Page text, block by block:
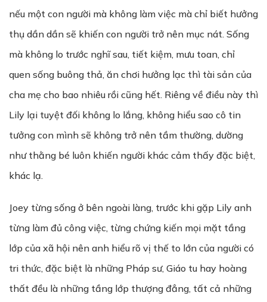
nếu một con người mà không làm việc mà chỉ biết hưởng
thụ dần dần sẽ khiến con người trở nên mục nát. Sống
mà không lo trước nghĩ sau, tiết kiệm, mưu toan, chỉ
quen sống buông thả, ăn chơi hưởng lạc thì tài sản của
cha mẹ cho bao nhiêu rồi cũng hết. Riêng về điều này thì
Lily lại tuyệt đối không lo lắng, không hiểu sao cô tin
tưởng con mình sẽ không trở nên tầm thường, dường
như thằng bé luôn khiến người khác cảm thấy đặc biệt,
khác lạ.
Joey từng sống ở bên ngoài làng, trước khi gặp Lily anh
từng làm đủ công việc, từng chứng kiến mọi mặt tầng
lớp của xã hội nên anh hiểu rõ vị thế to lớn của người có
tri thức, đặc biệt là những Pháp sư, Giáo tu hay hoàng
thất đều là những tầng lớp thượng đẳng, tất cả những